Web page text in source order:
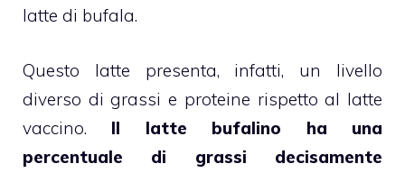
latte di bufala.
Questo latte presenta, infatti, un livello
diverso di grassi e proteine rispetto al latte
vaccino. Il latte bufalino ha una
percentuale di grassi decisamente